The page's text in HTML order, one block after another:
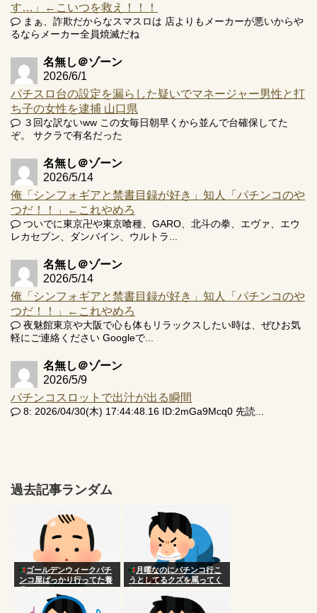
Powered by livedoor 相互RSS
す…」←こいつを救え！！！
まぁ、詐欺だからなスマスロは 店よりもメーカーが悪いからや
るならメーカー全員焼滅だね
名無し＠ゾーン
2026/6/1
パチスロ台の設定を漏らした疑いでマネージャー男性と打
ち子の女性を逮捕 山口県
３回な訳ないww この女毎日朝早くから並んで台確保してた
ぞ。 サクラで有名だった
名無し＠ゾーン
2026/5/14
俺「シンフォギアと禁書目録が好き」知人「パチンコのや
つだ！！」←これやめろ
ついでに東京卍や東京喰種、GARO、北斗の拳、エヴァ、エウ
レカセブン、ダンバイン、ウルトラ...
名無し＠ゾーン
2026/5/14
俺「シンフォギアと禁書目録が好き」知人「パチンコのや
つだ！！」←これやめろ
夜魅館東京や大阪で心も体もリラックスしたい時は、ぜひお気
軽にご連絡ください Googleで...
名無し＠ゾーン
2026/5/9
パチンコスロットで出汁が出る瞬間
8: 2026/04/30(木) 17:44:48.16 ID:2mGa9Mcq0 先読...
過去記事ランダム
ゴールデンウィークパチ
ンコ屋ばっかり行ってた養
分いるでしょ
月曜なのにパチンコ行こ
うとしてるクズを罵ってく
れ